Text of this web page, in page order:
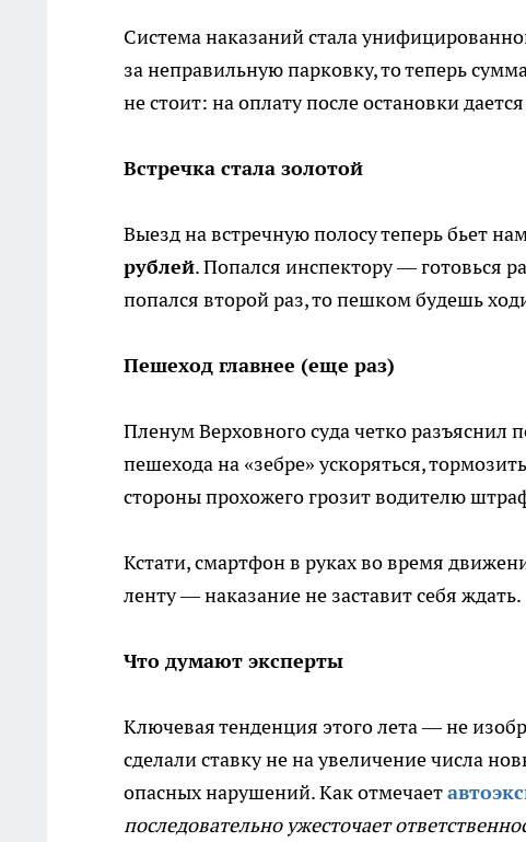
Система наказаний стала
за неправильную парковку, то теперь
не стоит: на оплату после остановки
Встречка стала золотой
Выезд на встречную полосу теперь бьет
рублей. Попался инспектору — готовься
попался второй раз, то пешком будешь
Пешеход главнее (еще раз)
Пленум Верховного суда четко разъяснил
пешехода на «зебре» ускоряться,
стороны прохожего грозит водителю
Кстати, смартфон в руках во время
ленту — наказание не заставит себя ждать.
Что думают эксперты
Ключевая тенденция этого лета — не
сделали ставку не на увеличение числа
опасных нарушений. Как отмечает
последовательно ужесточает